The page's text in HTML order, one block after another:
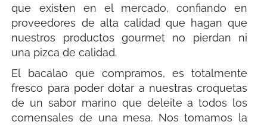
que existen en el mercado, confiando en
proveedores de alta calidad que hagan que
nuestros productos gourmet no pierdan ni
una pizca de calidad.
El bacalao que compramos, es totalmente
fresco para poder dotar a nuestras croquetas
de un sabor marino que deleite a todos los
comensales de una mesa. Nos tomamos la